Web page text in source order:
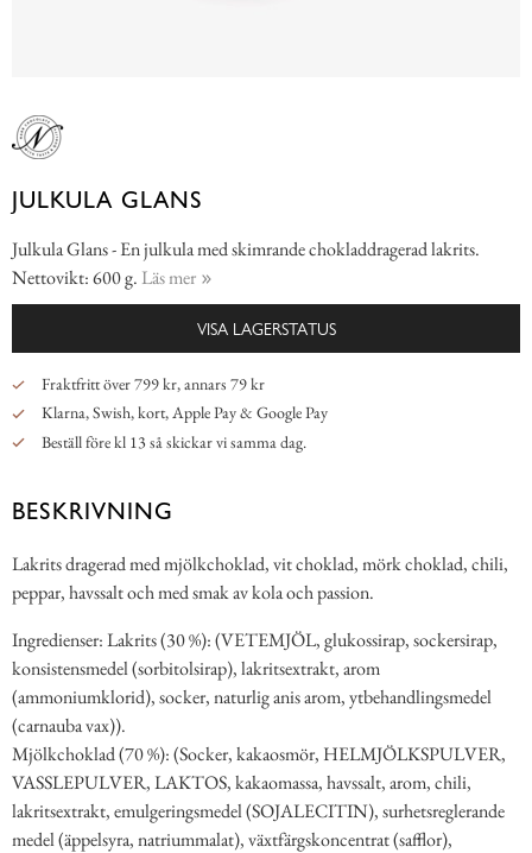
JULKULA GLANS
Julkula Glans - En julkula med skimrande chokladdragerad lakrits.
Nettovikt: 600 g. Läs mer
VISA LAGERSTATUS
Fraktfritt över 799 kr, annars 79 kr
Klarna, Swish, kort, Apple Pay & Google Pay
Beställ före kl 13 så skickar vi samma dag.
BESKRIVNING
Lakrits dragerad med mjölkchoklad, vit choklad, mörk choklad, chili,
peppar, havssalt och med smak av kola och passion.
Ingredienser: Lakrits (30 %): (VETEMJÖL, glukossirap, sockersirap,
konsistensmedel (sorbitolsirap), lakritsextrakt, arom
(ammoniumklorid), socker, naturlig anis arom, ytbehandlingsmedel
(carnauba vax)).
Mjölkchoklad (70 %): (Socker, kakaosmör, HELMJÖLKSPULVER,
VASSLEPULVER, LAKTOS, kakaomassa, havssalt, arom, chili,
lakritsextrakt, emulgeringsmedel (SOJALECITIN), surhetsreglerande
medel (äppelsyra, natriummalat), växtfärgskoncentrat (safflor),